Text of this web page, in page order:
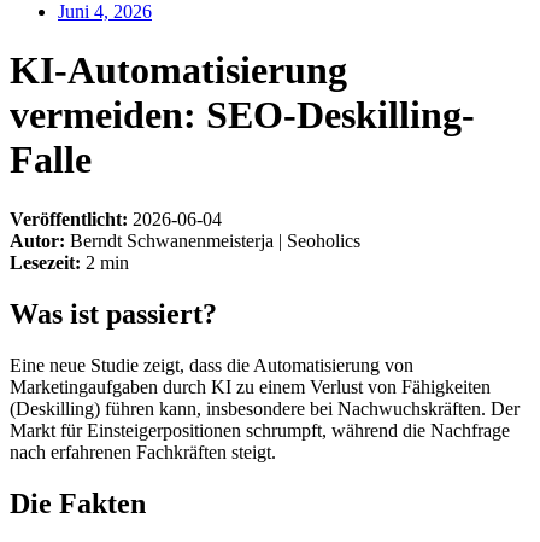
Juni 4, 2026
KI-Automatisierung
vermeiden: SEO-Deskilling-
Falle
Veröffentlicht: 2026-06-04
Autor: Berndt Schwanenmeisterja | Seoholics
Lesezeit: 2 min
Was ist passiert?
Eine neue Studie zeigt, dass die Automatisierung von
Marketingaufgaben durch KI zu einem Verlust von Fähigkeiten
(Deskilling) führen kann, insbesondere bei Nachwuchskräften. Der
Markt für Einsteigerpositionen schrumpft, während die Nachfrage
nach erfahrenen Fachkräften steigt.
Die Fakten